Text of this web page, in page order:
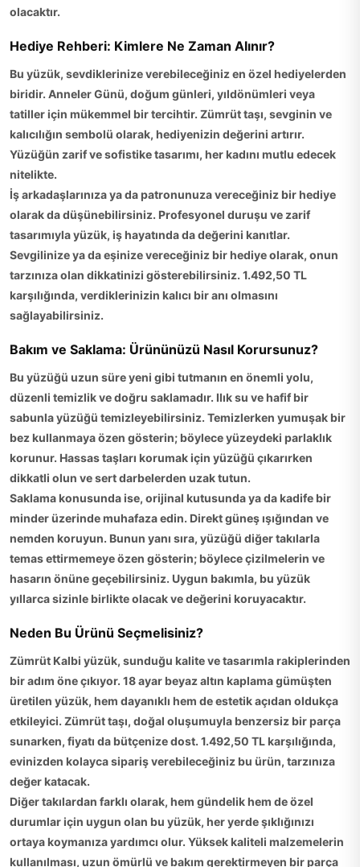
olacaktır.
Hediye Rehberi: Kimlere Ne Zaman Alınır?
Bu yüzük, sevdiklerinize verebileceğiniz en özel hediyelerden
biridir. Anneler Günü, doğum günleri, yıldönümleri veya
tatiller için mükemmel bir tercihtir. Zümrüt taşı, sevginin ve
kalıcılığın sembolü olarak, hediyenizin değerini artırır.
Yüzüğün zarif ve sofistike tasarımı, her kadını mutlu edecek
nitelikte.
İş arkadaşlarınıza ya da patronunuza vereceğiniz bir hediye
olarak da düşünebilirsiniz. Profesyonel duruşu ve zarif
tasarımıyla yüzük, iş hayatında da değerini kanıtlar.
Sevgilinize ya da eşinize vereceğiniz bir hediye olarak, onun
tarzınıza olan dikkatinizi gösterebilirsiniz. 1.492,50 TL
karşılığında, verdiklerinizin kalıcı bir anı olmasını
sağlayabilirsiniz.
Bakım ve Saklama: Ürününüzü Nasıl Korursunuz?
Bu yüzüğü uzun süre yeni gibi tutmanın en önemli yolu,
düzenli temizlik ve doğru saklamadır. Ilık su ve hafif bir
sabunla yüzüğü temizleyebilirsiniz. Temizlerken yumuşak bir
bez kullanmaya özen gösterin; böylece yüzeydeki parlaklık
korunur. Hassas taşları korumak için yüzüğü çıkarırken
dikkatli olun ve sert darbelerden uzak tutun.
Saklama konusunda ise, orijinal kutusunda ya da kadife bir
minder üzerinde muhafaza edin. Direkt güneş ışığından ve
nemden koruyun. Bunun yanı sıra, yüzüğü diğer takılarla
temas ettirmemeye özen gösterin; böylece çizilmelerin ve
hasarın önüne geçebilirsiniz. Uygun bakımla, bu yüzük
yıllarca sizinle birlikte olacak ve değerini koruyacaktır.
Neden Bu Ürünü Seçmelisiniz?
Zümrüt Kalbi yüzük, sunduğu kalite ve tasarımla rakiplerinden
bir adım öne çıkıyor. 18 ayar beyaz altın kaplama gümüşten
üretilen yüzük, hem dayanıklı hem de estetik açıdan oldukça
etkileyici. Zümrüt taşı, doğal oluşumuyla benzersiz bir parça
sunarken, fiyatı da bütçenize dost. 1.492,50 TL karşılığında,
evinizden kolayca sipariş verebileceğiniz bu ürün, tarzınıza
değer katacak.
Diğer takılardan farklı olarak, hem gündelik hem de özel
durumlar için uygun olan bu yüzük, her yerde şıklığınızı
ortaya koymanıza yardımcı olur. Yüksek kaliteli malzemelerin
kullanılması, uzun ömürlü ve bakım gerektirmeyen bir parça